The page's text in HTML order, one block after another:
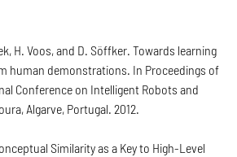
H. Voos, and D. Söffker. Towards learning
human demonstrations. In Proceedings of
Conference on Intelligent Robots and
Algarve, Portugal. 2012.
Similarity as a Key to High-Level